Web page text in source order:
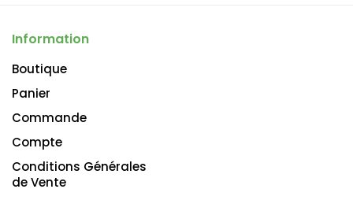
Information
Boutique
Panier
Commande
Compte
Conditions Générales
de Vente